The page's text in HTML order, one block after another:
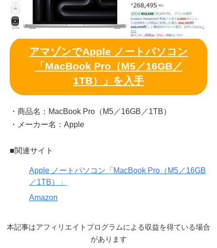
アマゾンでApple ノートパソコン
「MacBook Pro（M5／16GB／
1TB）」を入手
・商品名：MacBook Pro（M5／16GB／1TB）
・メーカー名：Apple
■関連サイト
Apple ノートパソコン「MacBook Pro（M5／16GB
／1TB）」
Amazon
本記事はアフィリエイトプログラムによる収益を得ている場合
があります